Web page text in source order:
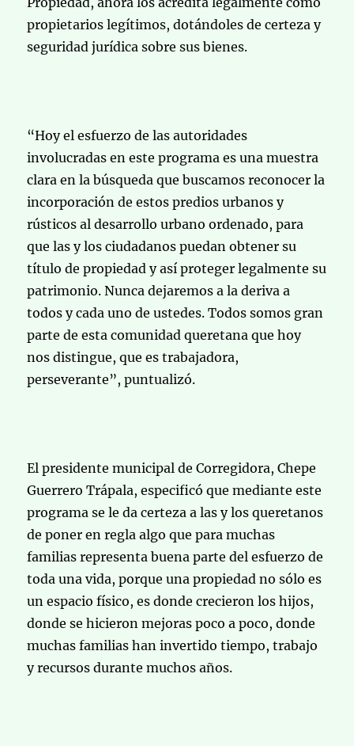
propietarios legítimos, dotándoles de certeza y
seguridad jurídica sobre sus bienes.
“Hoy el esfuerzo de las autoridades
involucradas en este programa es una muestra
clara en la búsqueda que buscamos reconocer la
incorporación de estos predios urbanos y
rústicos al desarrollo urbano ordenado, para
que las y los ciudadanos puedan obtener su
título de propiedad y así proteger legalmente su
patrimonio. Nunca dejaremos a la deriva a
todos y cada uno de ustedes. Todos somos gran
parte de esta comunidad queretana que hoy
nos distingue, que es trabajadora,
perseverante”, puntualizó.
El presidente municipal de Corregidora, Chepe
Guerrero Trápala, especificó que mediante este
programa se le da certeza a las y los queretanos
de poner en regla algo que para muchas
familias representa buena parte del esfuerzo de
toda una vida, porque una propiedad no sólo es
un espacio físico, es donde crecieron los hijos,
donde se hicieron mejoras poco a poco, donde
muchas familias han invertido tiempo, trabajo
y recursos durante muchos años.